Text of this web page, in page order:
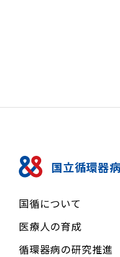
国立循環器
国循について
医療人の育成
循環器病の研究推進